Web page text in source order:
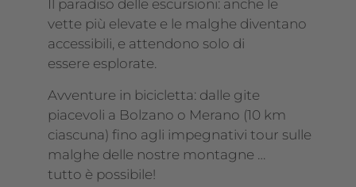
Il paradiso delle escursioni: anche le
vette più elevate e le malghe diventano
accessibili, e attendono solo di
essere esplorate.
Avventure in bicicletta: dalle gite
piacevoli a Bolzano o Merano (10 km
ciascuna) fino agli impegnativi tour sulle
malghe delle nostre montagne …
tutto è possibile!